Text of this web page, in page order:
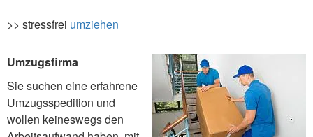
>> stressfrei umziehen
Umzugsfirma
Sie suchen eine erfahrene
Umzugsspedition und
wollen keineswegs den